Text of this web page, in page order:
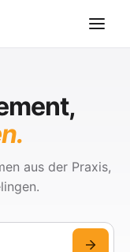
aus der Praxis,